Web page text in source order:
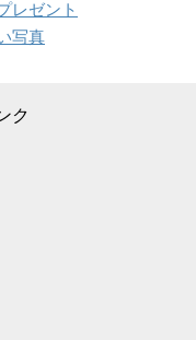
レゼント
写真
ク